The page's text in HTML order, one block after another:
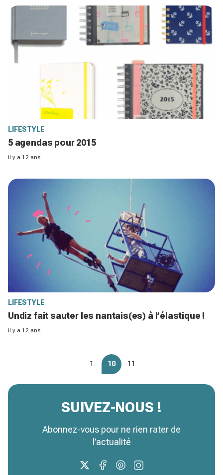
LIFESTYLE
5 agendas pour 2015
il y a 12 ans
LIFESTYLE
Undiz fait sauter les nantais(es) à l’élastique !
il y a 12 ans
1 10 11
SUIVEZ-NOUS !
Abonnez-vous pour ne rien rater de
l’actualité